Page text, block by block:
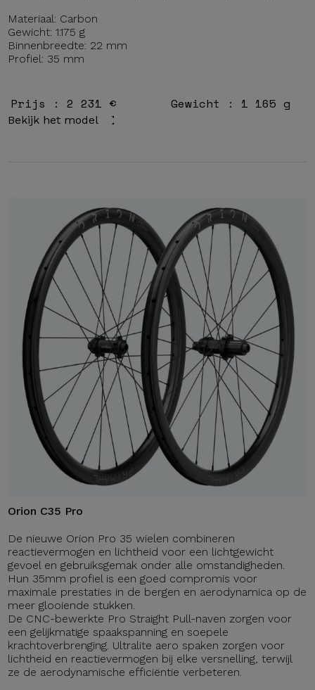
Materiaal: Carbon
Gewicht: 1.175 g
Binnenbreedte: 22 mm
Profiel: 35 mm
Prijs : 2 231 € Gewicht : 1 165 g
Bekijk het model
Orion C35 Pro
De nieuwe Orion Pro 35 wielen combineren
reactievermogen en lichtheid voor een lichtgewicht
gevoel en gebruiksgemak onder alle omstandigheden.
Hun 35mm profiel is een goed compromis voor
maximale prestaties in de bergen en aerodynamica op de
meer glooiende stukken.
De CNC-bewerkte Pro Straight Pull-naven zorgen voor
een gelijkmatige spaakspanning en soepele
krachtoverbrenging. Ultralite aero spaken zorgen voor
lichtheid en reactievermogen bij elke versnelling, terwijl
ze de aerodynamische efficiëntie verbeteren.